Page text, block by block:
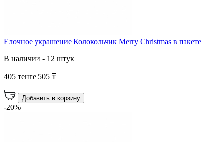
Елочное украшение Колокольчик Merry Christmas в пакете
В наличии - 12 штук
405 тенге 505 ₸
Добавить в корзину
-20%